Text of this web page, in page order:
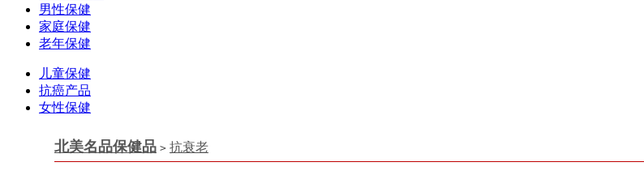
男性保健
家庭保健
老年保健
儿童保健
抗癌产品
女性保健
北美名品保健品 > 抗衰老